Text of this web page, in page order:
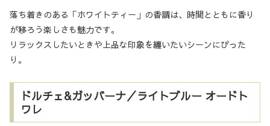
落ち着きのある「ホワイトティー」の香調は、時間とともに香り
が移ろう楽しさも魅力です。
リラックスしたいときや上品な印象を纏いたいシーンにぴった
り。
ドルチェ&ガッバーナ／ライトブルー オードト
ワレ